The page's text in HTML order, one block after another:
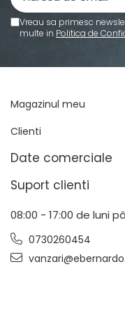
Standuri pentru
Unelte striere
Vreau sa primesc
multe in Politica de
Magazinul meu
Clienti
Date comerciale
Suport clienti
08:00 - 17:00 de luni
0730260454